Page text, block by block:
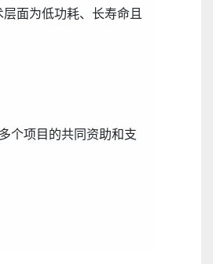
面为低功耗、长寿命且
个项目的共同资助和支